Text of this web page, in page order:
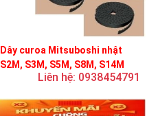
Dây curoa Mitsuboshi nhật
S2M, S3M, S5M, S8M, S14M
Liên hệ: 0938454791